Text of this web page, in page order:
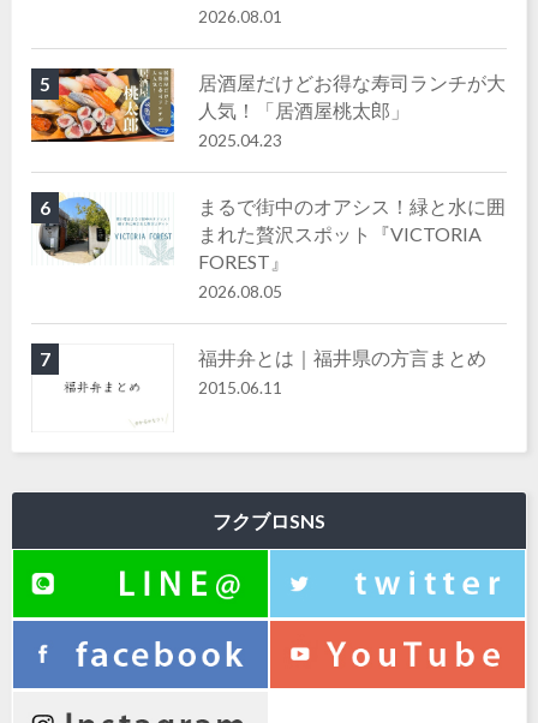
2026.08.01
5
居酒屋だけどお得な寿司ランチが大
人気！「居酒屋桃太郎」
2025.04.23
6
まるで街中のオアシス！緑と水に囲
まれた贅沢スポット『VICTORIA
FOREST』
2026.08.05
7 福井弁とは｜福井県の方言まとめ
2015.06.11
フクブロSNS